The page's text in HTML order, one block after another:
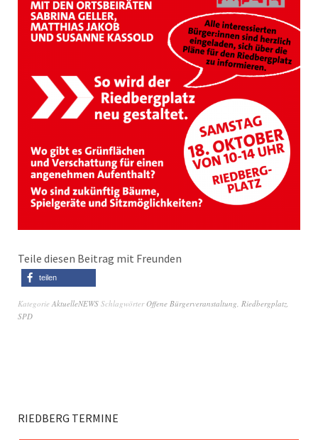
Teile diesen Beitrag mit Freunden
teilen
Kategorie AktuelleNEWS SchlagwörterOffene Bürgerveranstaltung Riedbergplatz
SPD
RIEDBERG TERMINE